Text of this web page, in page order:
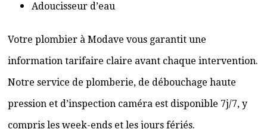
Adoucisseur d’eau
Votre plombier à Modave vous garantit une
information tarifaire claire avant chaque intervention.
Notre service de plomberie, de débouchage haute
pression et d’inspection caméra est disponible 7j/7, y
compris les week-ends et les jours fériés.